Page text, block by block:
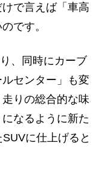
で言えば「車高
です。
、同時にカーブ
センター」も変
りの総合的な味
なるように新た
に仕上げると